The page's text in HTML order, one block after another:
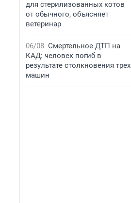
для стерилизованных котов
от обычного, объясняет
ветеринар
06/08 Смертельное ДТП на
КАД: человек погиб в
результате столкновения трех
машин